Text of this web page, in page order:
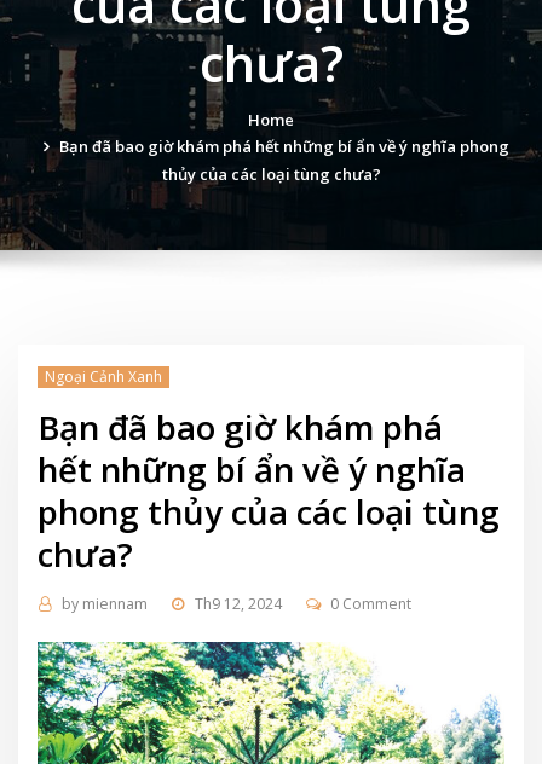
chưa?
Home
Bạn đã bao giờ khám phá hết những bí ẩn về ý nghĩa phong
thủy của các loại tùng chưa?
Ngoại Cảnh Xanh
Bạn đã bao giờ khám phá
hết những bí ẩn về ý nghĩa
phong thủy của các loại tùng
chưa?
by miennam Th9 12, 2024 0 Comment